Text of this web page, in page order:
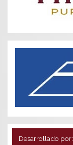
Desarrollado por: